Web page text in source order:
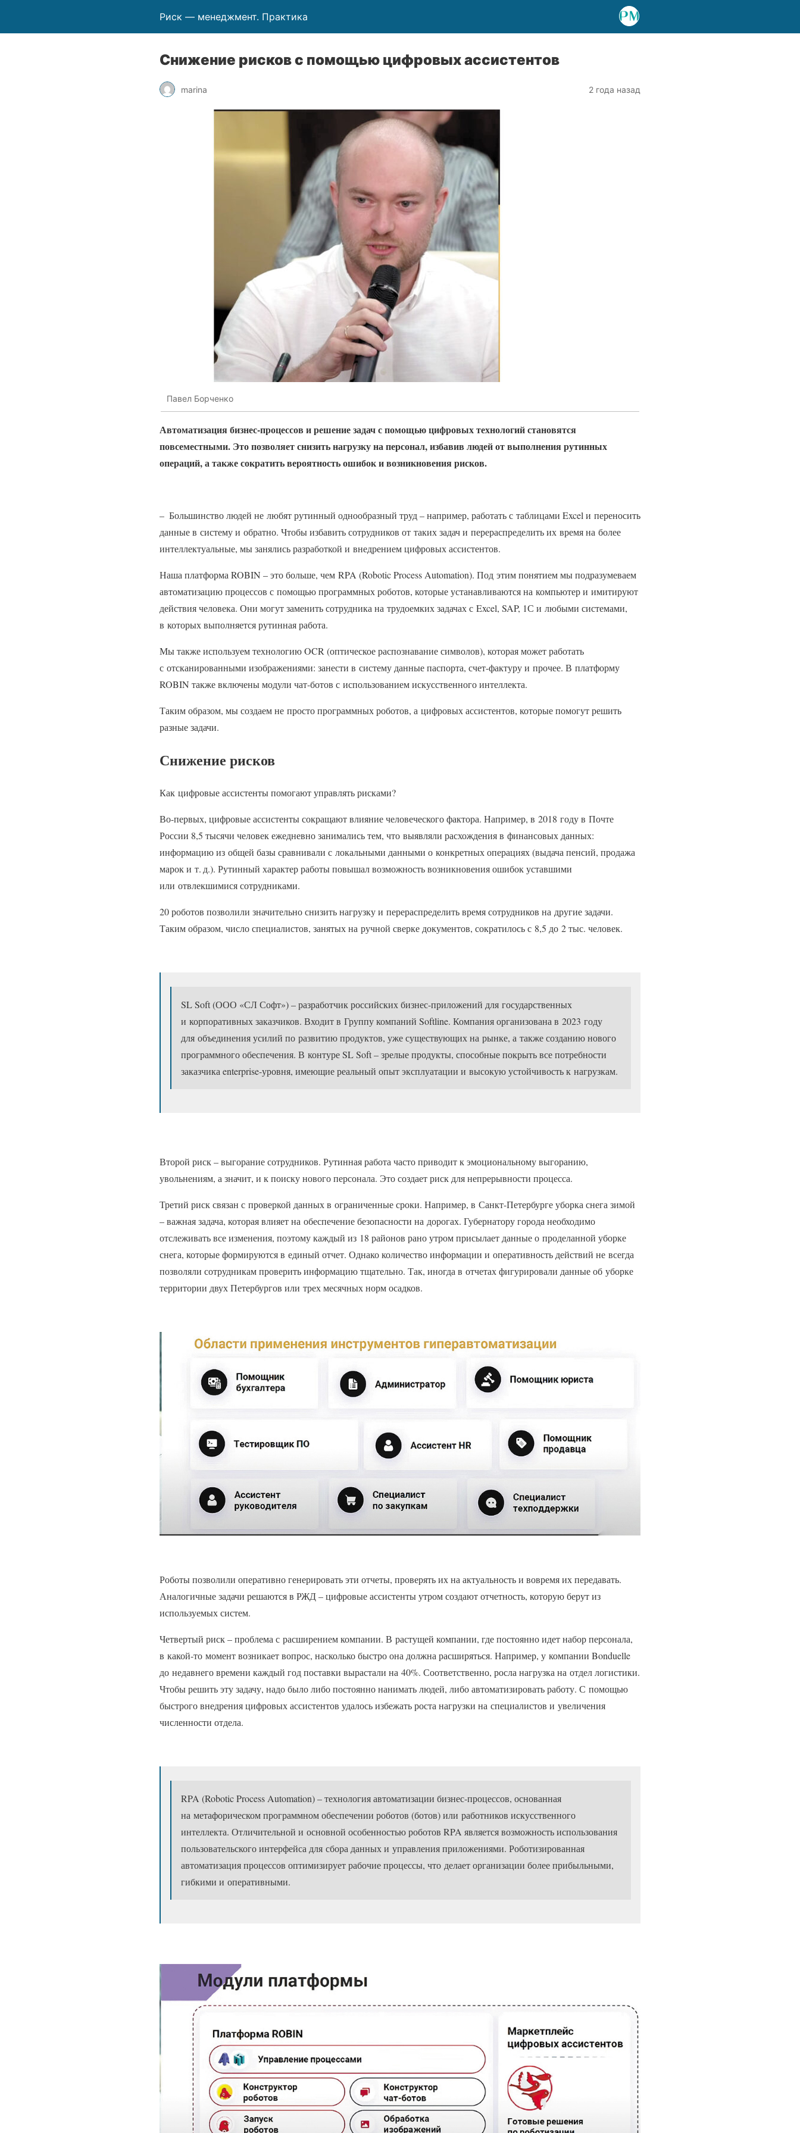
Риск — менеджмент. Практика
Снижение рисков с помощью цифровых ассистентов
marina 2 года назад
Павел Борченко
Автоматизация бизнес-процессов и решение задач с помощью цифровых технологий становятся
повсеместными. Это позволяет снизить нагрузку на персонал, избавив людей от выполнения рутинных
операций, а также сократить вероятность ошибок и возникновения рисков.
– Большинство людей не любят рутинный однообразный труд – например, работать с таблицами Excel и переносить
данные в систему и обратно. Чтобы избавить сотрудников от таких задач и перераспределить их время на более
интеллектуальные, мы занялись разработкой и внедрением цифровых ассистентов.
Наша платформа ROBIN – это больше, чем RPA (Robotic Process Automation). Под этим понятием мы подразумеваем
автоматизацию процессов с помощью программных роботов, которые устанавливаются на компьютер и имитируют
действия человека. Они могут заменить сотрудника на трудоемких задачах с Excel, SAP, 1С и любыми системами,
в которых выполняется рутинная работа.
Мы также используем технологию OCR (оптическое распознавание символов), которая может работать
с отсканированными изображениями: занести в систему данные паспорта, счет-фактуру и прочее. В платформу
ROBIN также включены модули чат-ботов с использованием искусственного интеллекта.
Таким образом, мы создаем не просто программных роботов, а цифровых ассистентов, которые помогут решить
разные задачи.
Снижение рисков
Как цифровые ассистенты помогают управлять рисками?
Во-первых, цифровые ассистенты сокращают влияние человеческого фактора. Например, в 2018 году в Почте
России 8,5 тысячи человек ежедневно занимались тем, что выявляли расхождения в финансовых данных:
информацию из общей базы сравнивали с локальными данными о конкретных операциях (выдача пенсий, продажа
марок и т. д.). Рутинный характер работы повышал возможность возникновения ошибок уставшими
или отвлекшимися сотрудниками.
20 роботов позволили значительно снизить нагрузку и перераспределить время сотрудников на другие задачи.
Таким образом, число специалистов, занятых на ручной сверке документов, сократилось с 8,5 до 2 тыс. человек.
SL Soft (ООО «СЛ Софт») – разработчик российских бизнес-приложений для государственных
и корпоративных заказчиков. Входит в Группу компаний Softline. Компания организована в 2023 году
для объединения усилий по развитию продуктов, уже существующих на рынке, а также созданию нового
программного обеспечения. В контуре SL Soft – зрелые продукты, способные покрыть все потребности
заказчика enterprise-уровня, имеющие реальный опыт эксплуатации и высокую устойчивость к нагрузкам.
Второй риск – выгорание сотрудников. Рутинная работа часто приводит к эмоциональному выгоранию,
увольнениям, а значит, и к поиску нового персонала. Это создает риск для непрерывности процесса.
Третий риск связан с проверкой данных в ограниченные сроки. Например, в Санкт-Петербурге уборка снега зимой
– важная задача, которая влияет на обеспечение безопасности на дорогах. Губернатору города необходимо
отслеживать все изменения, поэтому каждый из 18 районов рано утром присылает данные о проделанной уборке
снега, которые формируются в единый отчет. Однако количество информации и оперативность действий не всегда
позволяли сотрудникам проверить информацию тщательно. Так, иногда в отчетах фигурировали данные об уборке
территории двух Петербургов или трех месячных норм осадков.
Роботы позволили оперативно генерировать эти отчеты, проверять их на актуальность и вовремя их передавать.
Аналогичные задачи решаются в РЖД – цифровые ассистенты утром создают отчетность, которую берут из
используемых систем.
Четвертый риск – проблема с расширением компании. В растущей компании, где постоянно идет набор персонала,
в какой‑то момент возникает вопрос, насколько быстро она должна расширяться. Например, у компании Bonduelle
до недавнего времени каждый год поставки вырастали на 40%. Соответственно, росла нагрузка на отдел логистики.
Чтобы решить эту задачу, надо было либо постоянно нанимать людей, либо автоматизировать работу. С помощью
быстрого внедрения цифровых ассистентов удалось избежать роста нагрузки на специалистов и увеличения
численности отдела.
RPA (Robotic Process Automation) – технология автоматизации бизнес-процессов, основанная
на метафорическом программном обеспечении роботов (ботов) или работников искусственного
интеллекта. Отличительной и основной особенностью роботов RPA является возможность использования
пользовательского интерфейса для сбора данных и управления приложениями. Роботизированная
автоматизация процессов оптимизирует рабочие процессы, что делает организации более прибыльными,
гибкими и оперативными.